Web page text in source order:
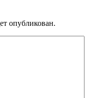
опубликован.